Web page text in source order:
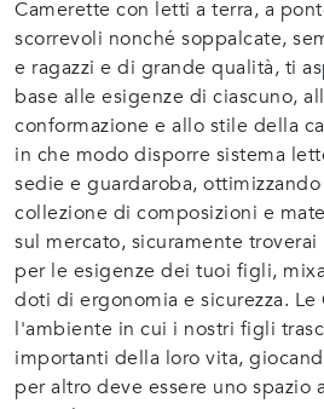
Camerette con letti a terra, a
scorrevoli nonché soppalcate,
e ragazzi e di grande qualità, ti
base alle esigenze di ciascuno,
conformazione e allo stile della
in che modo disporre sistema
sedie e guardaroba,
collezione di composizioni e
sul mercato, sicuramente
per le esigenze dei tuoi figli,
doti di ergonomia e sicurezza. Le
l'ambiente in cui i nostri figli
importanti della loro vita,
per altro deve essere uno spazio